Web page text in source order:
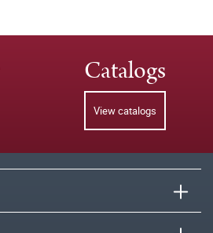
Catalogs
View catalogs